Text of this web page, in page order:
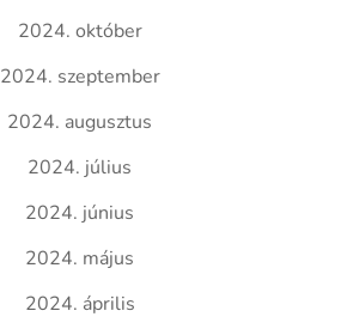
2024. október
2024. szeptember
2024. augusztus
2024. július
2024. június
2024. május
2024. április